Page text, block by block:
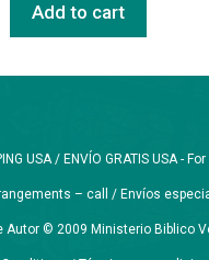
Add to cart
USA / ENVÍO GRATIS USA
– call / Envíos
Autor © 2009 Ministerio Biblico